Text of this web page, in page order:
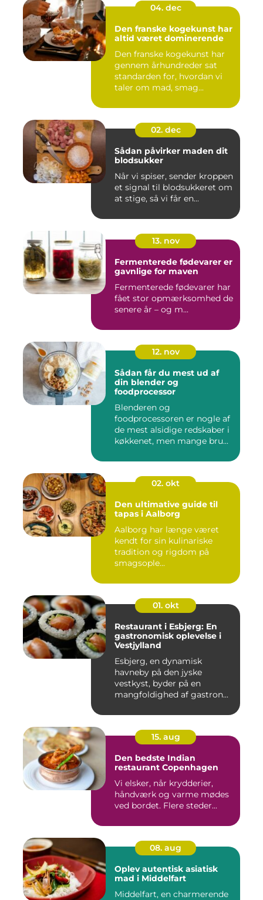
04. dec
Den franske kogekunst har
altid været dominerende
Den franske kogekunst har
gennem århundreder sat
standarden for, hvordan vi
taler om mad, smag...
02. dec
Sådan påvirker maden dit
blodsukker
Når vi spiser, sender kroppen
et signal til blodsukkeret om
at stige, så vi får en...
13. nov
Fermenterede fødevarer er
gavnlige for maven
Fermenterede fødevarer har
fået stor opmærksomhed de
senere år – og m...
12. nov
Sådan får du mest ud af
din blender og
foodprocessor
Blenderen og
foodprocessoren er nogle af
de mest alsidige redskaber i
køkkenet, men mange bru...
02. okt
Den ultimative guide til
tapas i Aalborg
Aalborg har længe været
kendt for sin kulinariske
tradition og rigdom på
smagsople...
01. okt
Restaurant i Esbjerg: En
gastronomisk oplevelse i
Vestjylland
Esbjerg, en dynamisk
havneby på den jyske
vestkyst, byder på en
mangfoldighed af gastron...
15. aug
Den bedste Indian
restaurant Copenhagen
Vi elsker, når krydderier,
håndværk og varme mødes
ved bordet. Flere steder...
08. aug
Oplev autentisk asiatisk
mad i Middelfart
Middelfart, en charmerende